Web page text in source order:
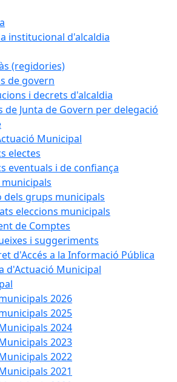
institucional d'alcaldia
(regidories)
de govern
i decrets d'alcaldia
de Junta de Govern per delegació
Municipal
electes
eventuals i de confiança
dels grups municipals
eleccions municipals
de Comptes
i suggeriments
d'Accés a la Informació Pública
d'Actuació Municipal
2026
2025
2024
2023
2022
2021